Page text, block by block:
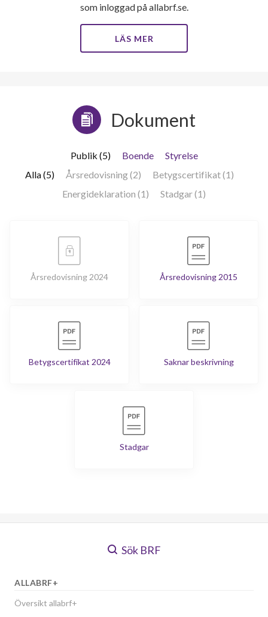
som inloggad på allabrf.se.
LÄS MER
Dokument
Publik (5) Boende
Styrelse
Alla (5)
Årsredovisning (2)
Betygscertifikat (1)
Energideklaration (1)
Stadgar (1)
Årsredovisning 2024 Årsredovisning 2015
Betygscertifikat 2024 Saknar beskrivning
Stadgar
Sök BRF
ALLABRF+
Översikt allabrf+